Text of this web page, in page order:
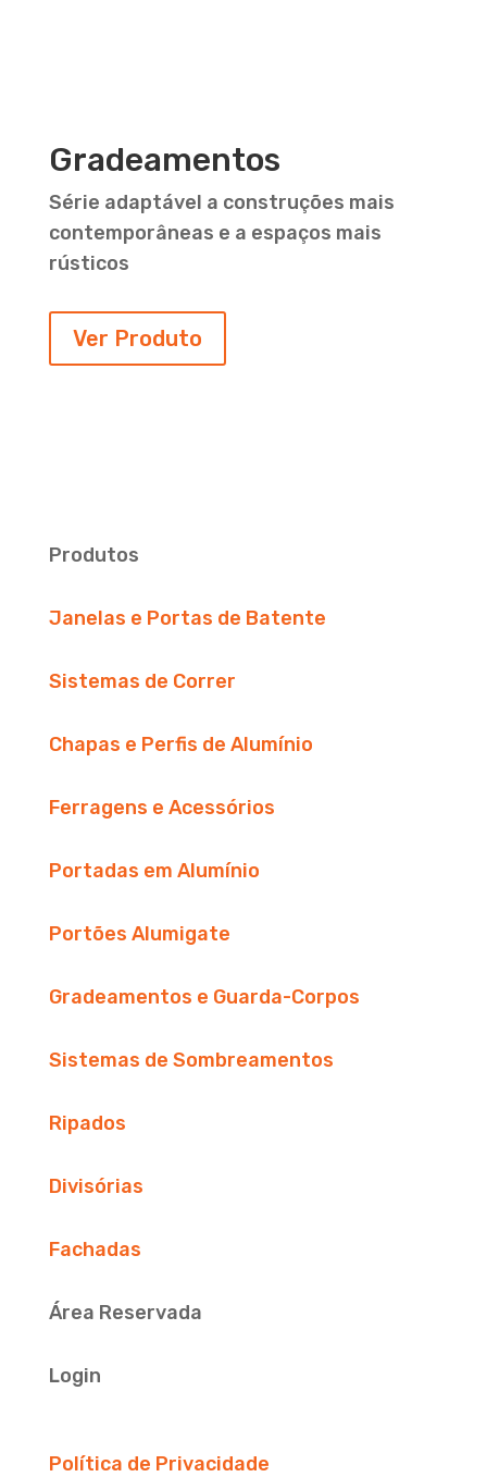
Gradeamentos
Série adaptável a construções mais
contemporâneas e a espaços mais
rústicos
Ver Produto
Produtos
Janelas e Portas de Batente
Sistemas de Correr
Chapas e Perfis de Alumínio
Ferragens e Acessórios
Portadas em Alumínio
Portões Alumigate
Gradeamentos e Guarda-Corpos
Sistemas de Sombreamentos
Ripados
Divisórias
Fachadas
Área Reservada
Login
Política de Privacidade